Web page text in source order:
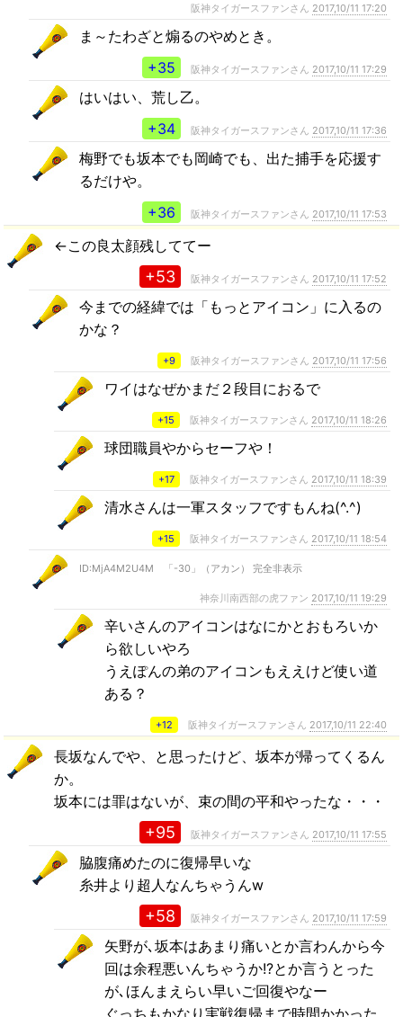
阪神タイガースファンさん 2017,10/11 17:20
ま～たわざと煽るのやめとき。
+35
阪神タイガースファンさん 2017,10/11 17:29
はいはい、荒し乙。
+34
阪神タイガースファンさん 2017,10/11 17:36
梅野でも坂本でも岡崎でも、出た捕手を応援す
るだけや。
+36
阪神タイガースファンさん 2017,10/11 17:53
←この良太顔残しててー
+53 阪神タイガースファンさん 2017,10/11 17:52
今までの経緯では「もっとアイコン」に入るの
かな？
+9 阪神タイガースファンさん 2017,10/11 17:56
ワイはなぜかまだ２段目におるで
+15 阪神タイガースファンさん 2017,10/11 18:26
球団職員やからセーフや！
+17 阪神タイガースファンさん 2017,10/11 18:39
清水さんは一軍スタッフですもんね(^.^)
+15 阪神タイガースファンさん 2017,10/11 18:54
ID:MjA4M2U4M 「-30」（アカン） 完全非表示
神奈川南西部の虎ファン 2017,10/11 19:29
辛いさんのアイコンはなにかとおもろいか
ら欲しいやろ
うえぽんの弟のアイコンもええけど使い道
ある？
+12 阪神タイガースファンさん 2017,10/11 22:40
長坂なんでや、と思ったけど、坂本が帰ってくるん
か。
坂本には罪はないが、束の間の平和やったな・・・
+95 阪神タイガースファンさん 2017,10/11 17:55
脇腹痛めたのに復帰早いな
糸井より超人なんちゃうんw
+58 阪神タイガースファンさん 2017,10/11 17:59
矢野が､坂本はあまり痛いとか言わんから今
回は余程悪いんちゃうか!?とか言うとった
が､ほんまえらい早いご回復やなー